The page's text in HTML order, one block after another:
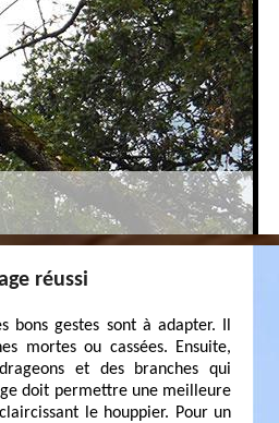
réussi
bons gestes sont à adapter. Il
mortes ou cassées. Ensuite,
et des branches qui
doit permettre une meilleure
le houppier. Pour un